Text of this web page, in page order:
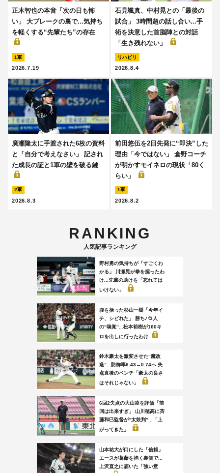
正木智也の本音「次の日も怖
い」 大ブレークの裏で...気持ち
を軽くする“先輩たち”の存在
1軍
2026.7.19
石見颯真、中村晃との「最後の
試合」 3時間超の話し合い...手
術を決意した首脳陣との対話
「生き残れない」
リハビリ
2026.8.4
廣瀬隆太に手渡された6枚の資料
と「自分で考えなさい」 記され
た成長の証と1軍の壁を破る鍵
2軍
2026.8.3
前田悠伍を2日先発に“即決”した
理由「今ではない」 倉野コーチ
が明かすモイネロの現状「80く
らい」
1軍
2026.8.2
RANKING
人気記事ランキング
野村勇の気持ちが「すごくわ
かる」 川瀬晃が拳を握ったわ
け...先輩の助けを「忘れては
いけない」
腹を括った杉山一樹「今年イ
チ、シビれた」 勝ちパ3人
の“嗅覚”...松本裕樹が160キ
ロを出しに行ったわけ
鈴木豪太を激変させた“魔改
造”...防御率6.43→0.74へ 失
点直後のベンチ「豪太の良さ
はそれじゃない」
6回2失点の大山凌を評価「前
回は出来すぎ」 山川穂高に斉
藤和巳監督が“太鼓判”...「上
がってきた」
山本祐大が口にした「信頼」
エースが葛藤を抱く裏側で...
上沢直之に届いた「強い意